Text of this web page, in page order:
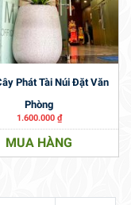
Phát Tài Núi Đặt Văn
Phòng
1.600.000 ₫
MUA HÀNG